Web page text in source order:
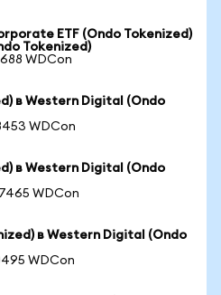
ETF (Ondo Tokenized)
Tokenized)
WDCon
в Western Digital (Ondo
WDCon
в Western Digital (Ondo
WDCon
в Western Digital (Ondo
WDCon